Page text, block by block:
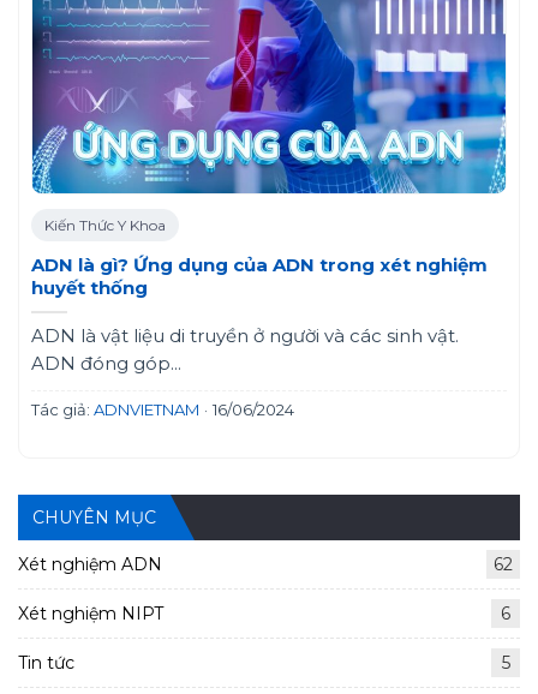
Kiến Thức Y Khoa
ADN là gì? Ứng dụng của ADN trong xét nghiệm
huyết thống
ADN là vật liệu di truyền ở người và các sinh vật.
ADN đóng góp...
Tác giả: ADNVIETNAM · 16/06/2024
CHUYÊN MỤC
Xét nghiệm ADN 62
Xét nghiệm NIPT 6
Tin tức 5